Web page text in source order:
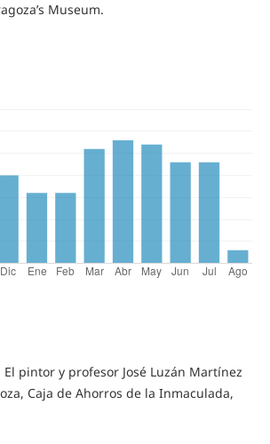
Museum.
pintor y profesor José Luzán Martínez
Caja de Ahorros de la Inmaculada,